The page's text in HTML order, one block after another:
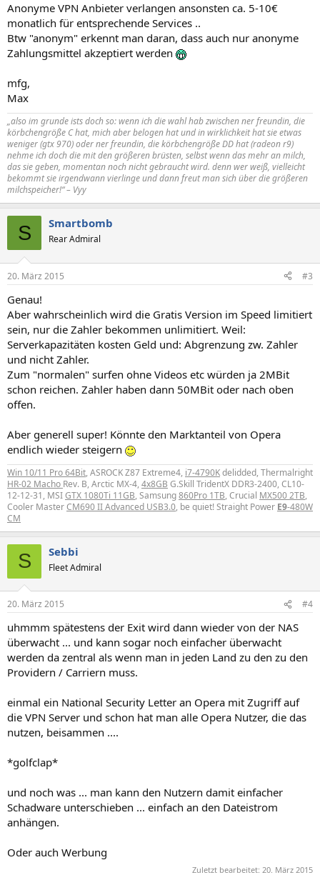
Anonyme VPN Anbieter verlangen ansonsten ca. 5-10€
monatlich für entsprechende Services ..
Btw "anonym" erkennt man daran, dass auch nur anonyme
Zahlungsmittel akzeptiert werden
mfg,
Max
„also im grunde ists doch so: wenn ich die wahl hab zwischen ner freundin, die
körbchengröße C hat, mich aber belogen hat und in wirklichkeit hat sie etwas
weniger (gtx 970) oder ner freundin, die körbchengröße DD hat (radeon r9)
nehme ich doch die mit den größeren brüsten, selbst wenn das mehr an milch,
das sie geben, momentan noch nicht gebraucht wird. denn wer weiß, vielleicht
bekommt sie irgendwann vierlinge und dann freut man sich über die größeren
milchspeicher!“ – Vyy
S Smartbomb
Rear Admiral
20. März 2015 #3
Genau!
Aber wahrscheinlich wird die Gratis Version im Speed limitiert
sein, nur die Zahler bekommen unlimitiert. Weil:
Serverkapazitäten kosten Geld und: Abgrenzung zw. Zahler
und nicht Zahler.
Zum "normalen" surfen ohne Videos etc würden ja 2MBit
schon reichen. Zahler haben dann 50MBit oder nach oben
offen.
Aber generell super! Könnte den Marktanteil von Opera
endlich wieder steigern
Win 10/11 Pro 64Bit, ASROCK Z87 Extreme4, i7-4790Kdelidded, Thermalright
HR-02 Macho Rev. B, Arctic MX-4, 4x8GB G.Skill TridentX DDR3-2400, CL10-
12-12-31, MSIGTX 1080Ti 11GB, Samsung860Pro 1TB, Crucial MX500 2TB,
Cooler MasterCM690 II Advanced USB3.0, be quiet! Straight Power E9-480W
CM
S Sebbi
Fleet Admiral
20. März 2015 #4
uhmmm spätestens der Exit wird dann wieder von der NAS
überwacht ... und kann sogar noch einfacher überwacht
werden da zentral als wenn man in jeden Land zu den zu den
Providern / Carriern muss.
einmal ein National Security Letter an Opera mit Zugriff auf
die VPN Server und schon hat man alle Opera Nutzer, die das
nutzen, beisammen ....
*golfclap*
und noch was ... man kann den Nutzern damit einfacher
Schadware unterschieben ... einfach an den Dateistrom
anhängen.
Oder auch Werbung
Zuletzt bearbeitet: 20. März 2015